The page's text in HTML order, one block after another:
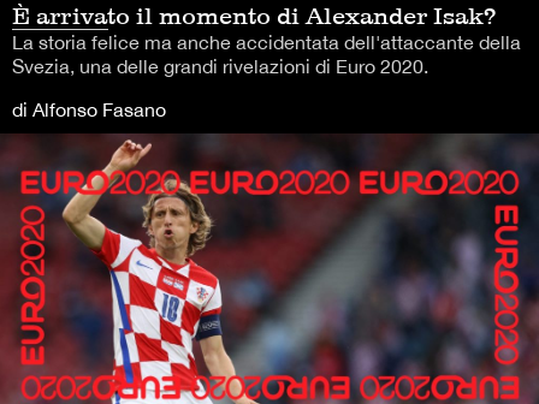
È arrivato il momento di Alexander Isak?
La storia felice ma anche accidentata dell'attaccante della
Svezia, una delle grandi rivelazioni di Euro 2020.
di Alfonso Fasano